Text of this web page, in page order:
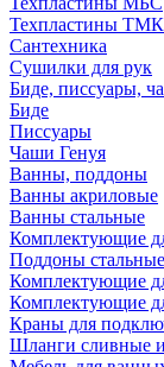
Техпластины
Сантехника
Сушилки для рук
Биде, писсуары,
Биде
Писсуары
Чаши Генуя
Ванны, поддоны
Ванны акриловые
Ванны стальные
Комплектующие
Поддоны стальные
Комплектующие
Комплектующие
Краны для
Шланги сливные